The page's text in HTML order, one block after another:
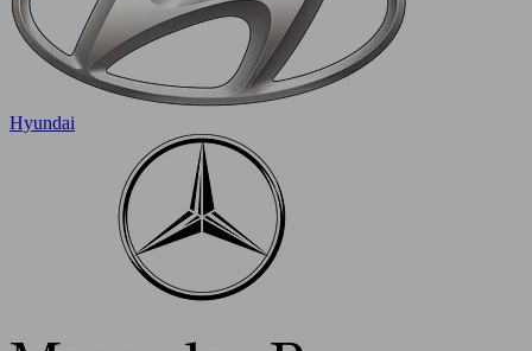
Hyundai